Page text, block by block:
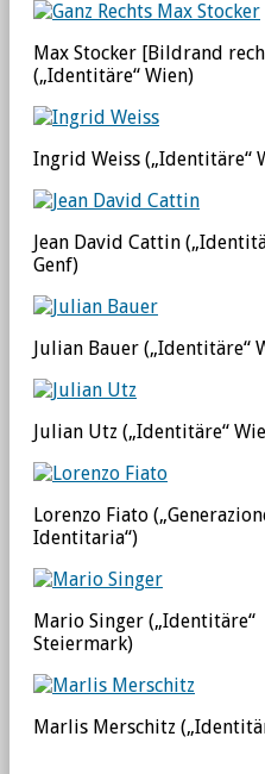
Max Stocker [Bildrand
(„Identitäre“ Wien)
Ingrid Weiss („Identitäre“
Jean David Cattin
Genf)
Julian Bauer („Identitäre“
Julian Utz („Identitäre“
Lorenzo Fiato
Identitaria“)
Mario Singer („Identitäre“
Steiermark)
Marlis Merschitz